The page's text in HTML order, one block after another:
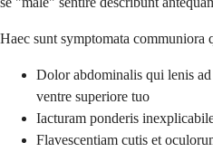
Haec sunt symptomata communiora
Dolor abdominalis qui lenis ad
ventre superiore tuo
Iacturam ponderis
Flavescentiam cutis et